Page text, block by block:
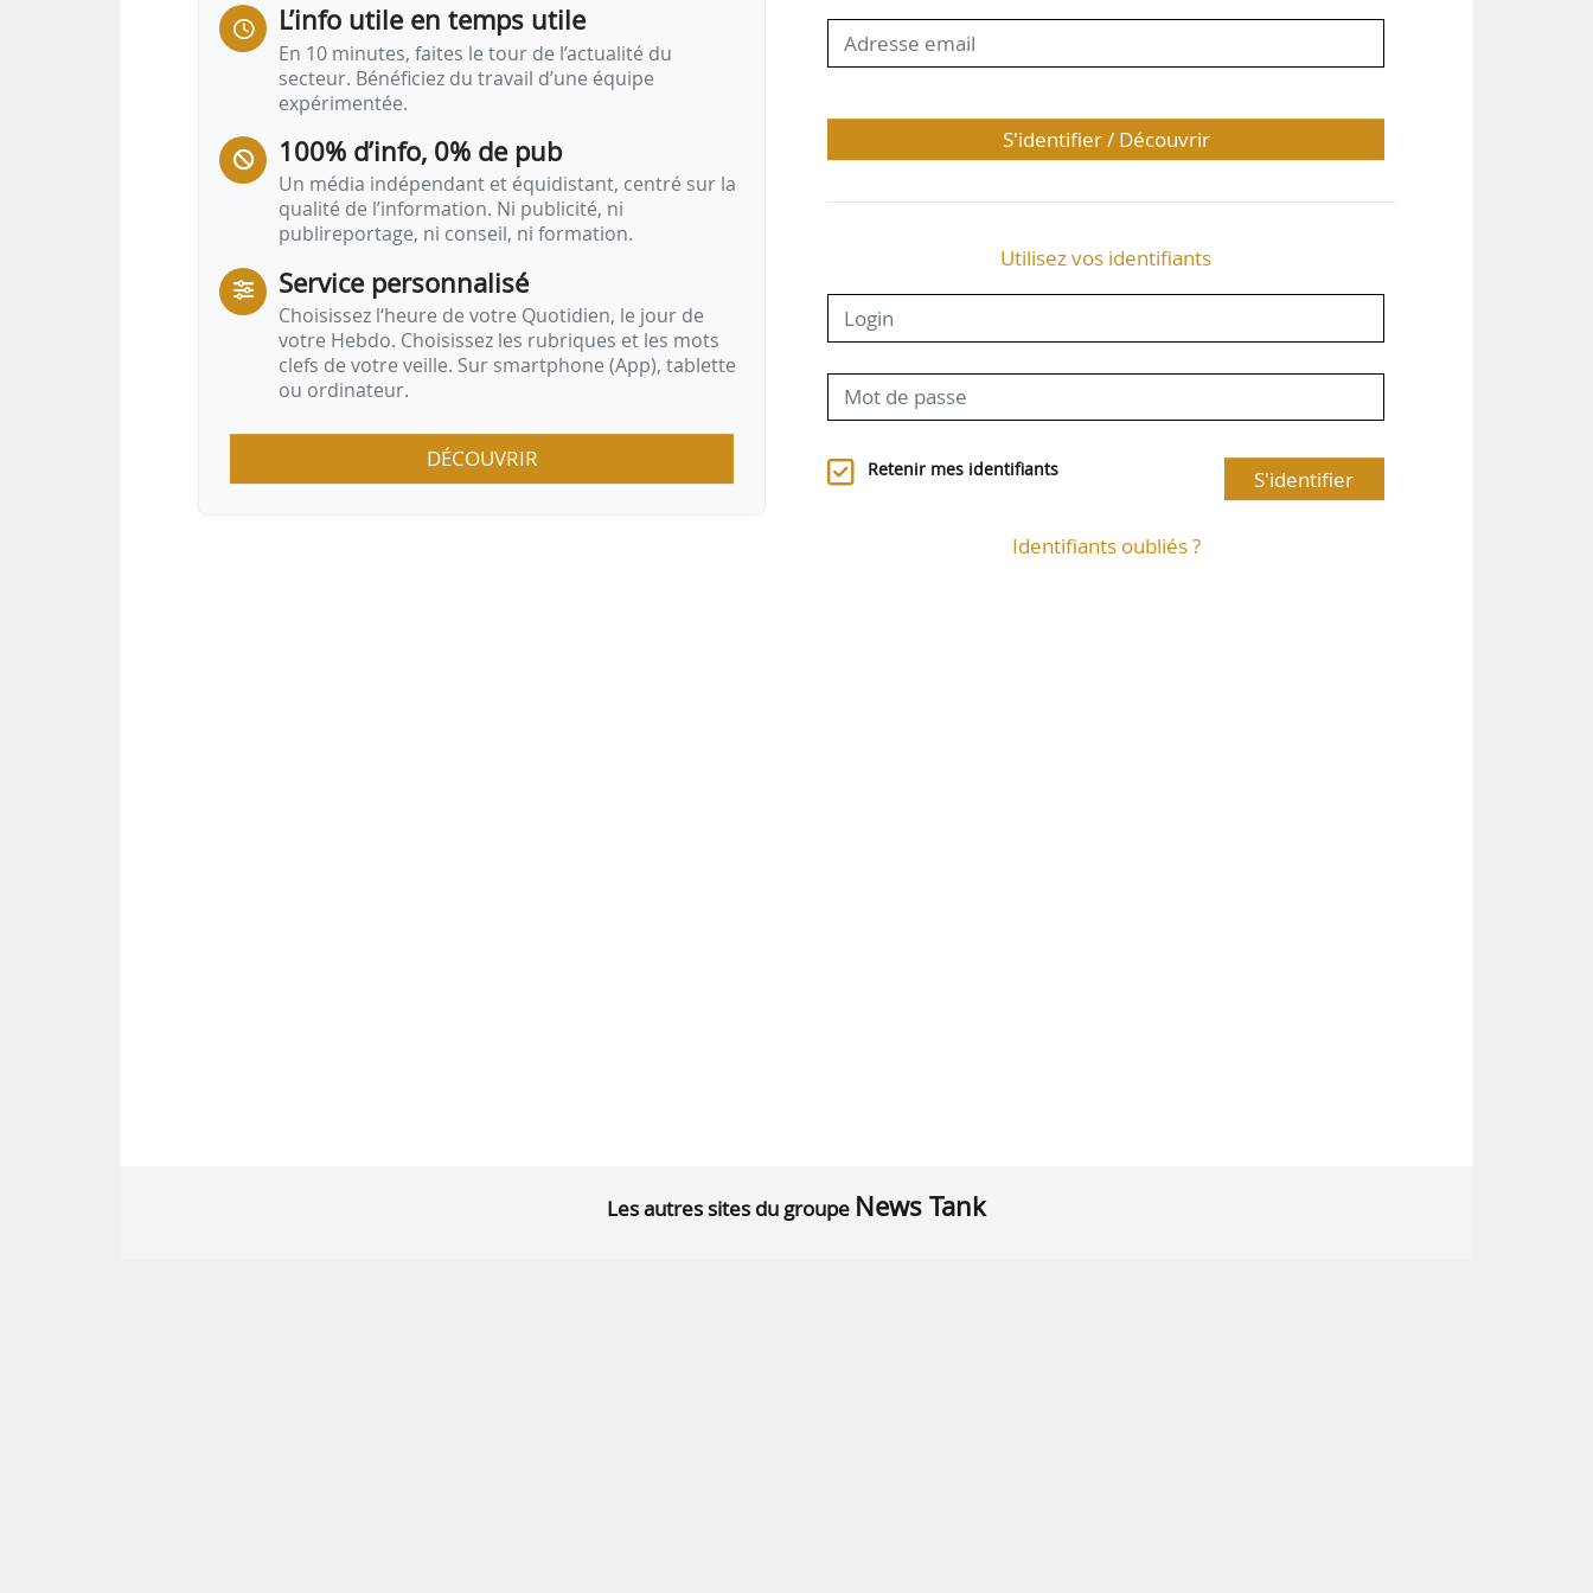
L’info utile en temps utile
En 10 minutes, faites le tour de l’actualité du
secteur. Bénéficiez du travail d’une équipe
expérimentée.
100% d’info, 0% de pub
Un média indépendant et équidistant, centré sur la
qualité de l’information. Ni publicité, ni
publireportage, ni conseil, ni formation.
Service personnalisé
Choisissez l‘heure de votre Quotidien, le jour de
votre Hebdo. Choisissez les rubriques et les mots
clefs de votre veille. Sur smartphone (App), tablette
ou ordinateur.
DÉCOUVRIR
S'identifier / Découvrir
Utilisez vos identifiants
Retenir mes identifiants S'identifier
Identifiants oubliés ?
Les autres sites du groupe News Tank